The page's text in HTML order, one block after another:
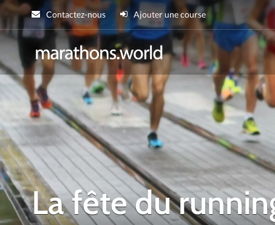
Contactez-nous Ajouter une course
La fête du